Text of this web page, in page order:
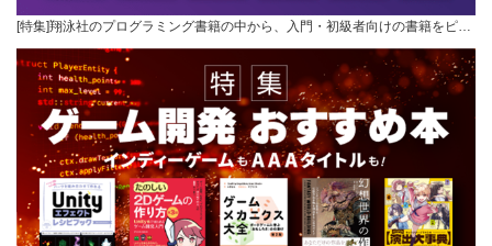
[特集]翔泳社のプログラミング書籍の中から、入門・初級者向けの書籍をピ…